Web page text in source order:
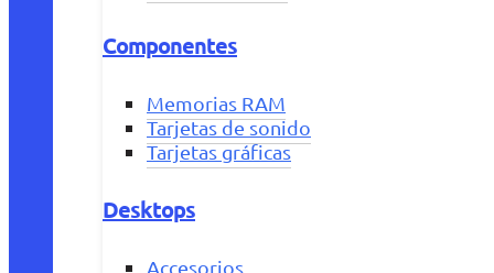
Componentes
Memorias RAM
Tarjetas de sonido
Tarjetas gráficas
Desktops
Accesorios